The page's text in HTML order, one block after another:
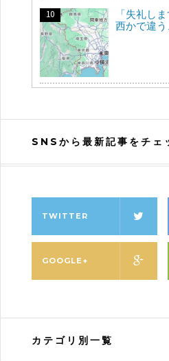
「失礼し
西かで違
SNSから最新記事をチェ
TWITTER
GOOGLE+
カテゴリ別一覧